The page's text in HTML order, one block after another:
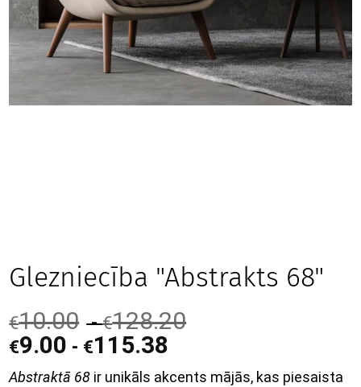
Glezniecība "Abstrakts 68"
€10.00 -€128.20
€9.00 - €115.38
Abstraktā 68 ir unikāls akcents mājās, kas piesaista